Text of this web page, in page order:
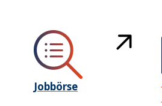
Jobbörse